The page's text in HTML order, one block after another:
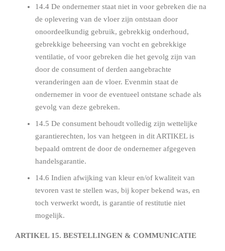
14.4 De ondernemer staat niet in voor gebreken die na
de oplevering van de vloer zijn ontstaan door
onoordeelkundig gebruik, gebrekkig onderhoud,
gebrekkige beheersing van vocht en gebrekkige
ventilatie, of voor gebreken die het gevolg zijn van
door de consument of derden aangebrachte
veranderingen aan de vloer. Evenmin staat de
ondernemer in voor de eventueel ontstane schade als
gevolg van deze gebreken.
14.5 De consument behoudt volledig zijn wettelijke
garantierechten, los van hetgeen in dit ARTIKEL is
bepaald omtrent de door de ondernemer afgegeven
handelsgarantie.
14.6 Indien afwijking van kleur en/of kwaliteit van
tevoren vast te stellen was, bij koper bekend was, en
toch verwerkt wordt, is garantie of restitutie niet
mogelijk.
ARTIKEL 15. BESTELLINGEN & COMMUNICATIE